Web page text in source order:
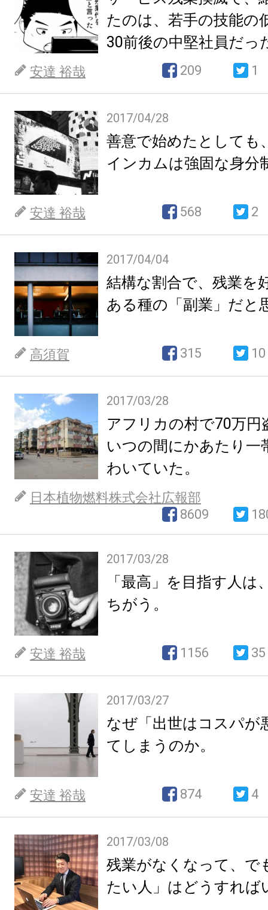
たのは、若手の技能の
30前後の中堅社員だっ
安達 裕哉 209 1
2017/04/28
善意で始めたとしても
インカムは強固な身分
安達 裕哉 568 2
2017/04/04
結構な割合で、残業を
ある種の「副業」だと
高須賀 315 10
2017/03/28
アフリカの村で70万円
いつの間にかあたり一
わいていた。
日本植物燃料株式会社広報部
8609
2017/03/28
「最高」を目指す人は
ちがう。
安達 裕哉 1156 35
2017/03/27
なぜ「出世はコスパが
てしまうのか。
安達 裕哉 874 4
2017/03/08
残業がなくなって、で
たい人」はどうすれば